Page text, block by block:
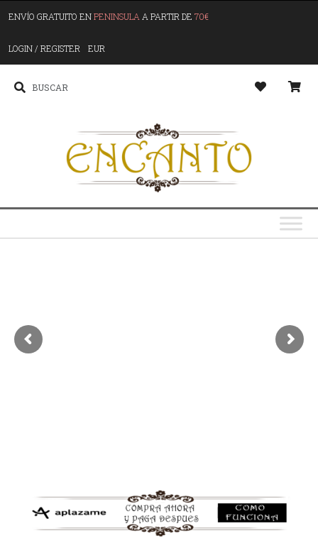
ENVÍO GRATUITO ENPENINSULA A PARTIR DE 70€
LOGIN / REGISTER EUR
G